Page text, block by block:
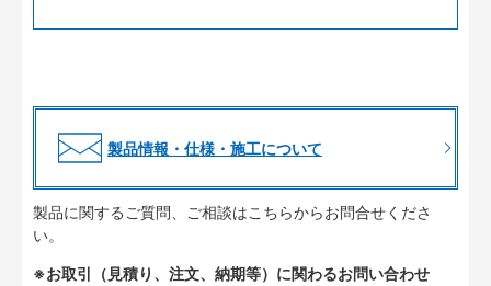
製品情報・仕様・施工について
製品に関するご質問、ご相談はこちらからお問合せくださ
い。
※お取引（見積り、注文、納期等）に関わるお問い合わせ